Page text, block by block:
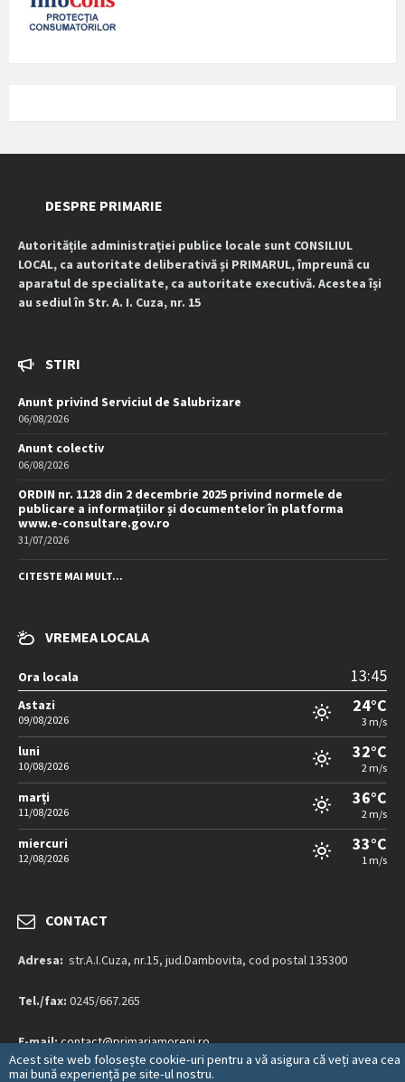
DESPRE PRIMARIE
Autoritățile administrației publice locale sunt CONSILIUL
LOCAL, ca autoritate deliberativă și PRIMARUL, împreună cu
aparatul de specialitate, ca autoritate executivă. Acestea își
au sediul în Str. A. I. Cuza, nr. 15
STIRI
Anunt privind Serviciul de Salubrizare
06/08/2026
Anunt colectiv
06/08/2026
ORDIN nr. 1128 din 2 decembrie 2025 privind normele de
publicare a informațiilor și documentelor în platforma
www.e-consultare.gov.ro
31/07/2026
CITESTE MAI MULT...
VREMEA LOCALA
Ora locala 13:45
Astazi
09/08/2026
24°C
3 m/s
luni
10/08/2026
32°C
2 m/s
marți
11/08/2026
36°C
2 m/s
miercuri
12/08/2026
33°C
1 m/s
CONTACT
Adresa: str.A.I.Cuza, nr.15, jud.Dambovita, cod postal 135300
Tel./fax: 0245/667.265
E-mail:contact@primariamoreni.ro
Acest site web folosește cookie-uri pentru a vă asigura că veți avea cea
mai bună experiență pe site-ul nostru.